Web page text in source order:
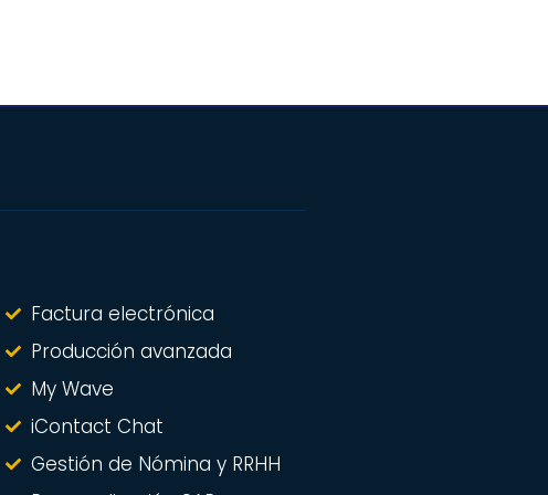
Factura electrónica
Producción avanzada
My Wave
iContact Chat
Gestión de Nómina y RRHH